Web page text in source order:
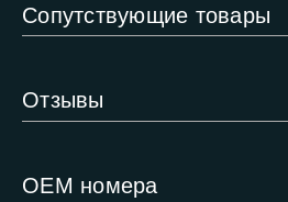
Сопутствующие товары
Отзывы
ОЕМ номера